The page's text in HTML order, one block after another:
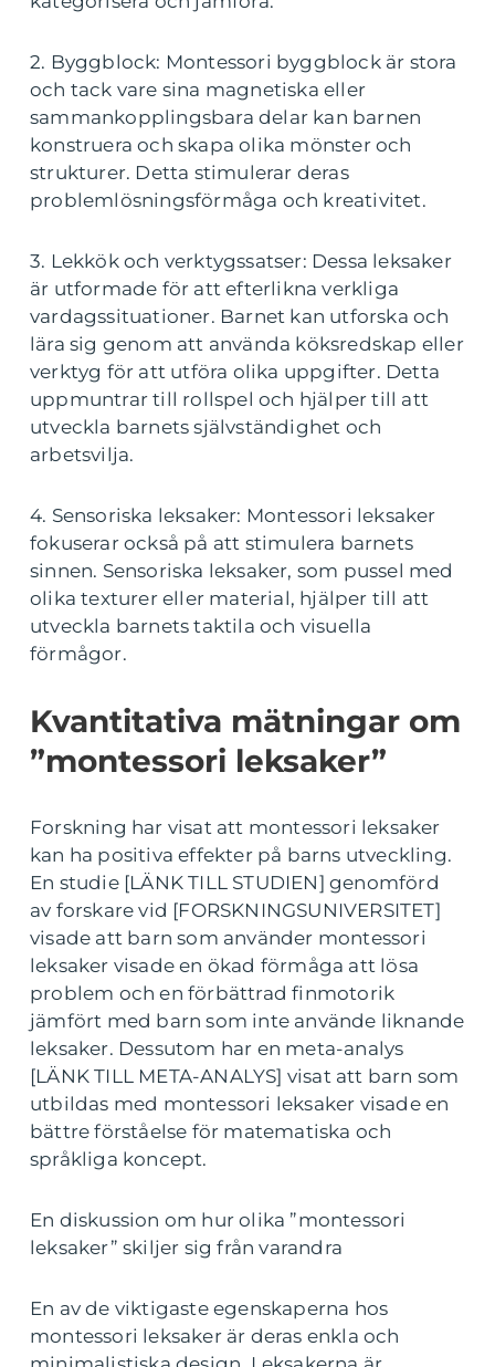
2. Byggblock: Montessori byggblock är stora
och tack vare sina magnetiska eller
sammankopplingsbara delar kan barnen
konstruera och skapa olika mönster och
strukturer. Detta stimulerar deras
problemlösningsförmåga och kreativitet.
3. Lekkök och verktygssatser: Dessa leksaker
är utformade för att efterlikna verkliga
vardagssituationer. Barnet kan utforska och
lära sig genom att använda köksredskap eller
verktyg för att utföra olika uppgifter. Detta
uppmuntrar till rollspel och hjälper till att
utveckla barnets självständighet och
arbetsvilja.
4. Sensoriska leksaker: Montessori leksaker
fokuserar också på att stimulera barnets
sinnen. Sensoriska leksaker, som pussel med
olika texturer eller material, hjälper till att
utveckla barnets taktila och visuella
förmågor.
Kvantitativa mätningar om
”montessori leksaker”
Forskning har visat att montessori leksaker
kan ha positiva effekter på barns utveckling.
En studie [LÄNK TILL STUDIEN] genomförd
av forskare vid [FORSKNINGSUNIVERSITET]
visade att barn som använder montessori
leksaker visade en ökad förmåga att lösa
problem och en förbättrad finmotorik
jämfört med barn som inte använde liknande
leksaker. Dessutom har en meta-analys
[LÄNK TILL META-ANALYS] visat att barn som
utbildas med montessori leksaker visade en
bättre förståelse för matematiska och
språkliga koncept.
En diskussion om hur olika ”montessori
leksaker” skiljer sig från varandra
En av de viktigaste egenskaperna hos
montessori leksaker är deras enkla och